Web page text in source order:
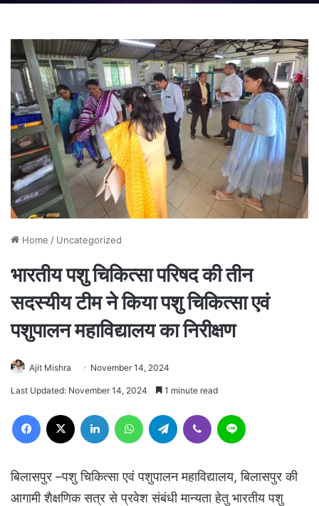
Home / Uncategorized
भारतीय पशु चिकित्सा परिषद की तीन
सदस्यीय टीम ने किया पशु चिकित्सा एवं
पशुपालन महाविद्यालय का निरीक्षण
Ajit Mishra November 14, 2024
Last Updated: November 14, 2024 1 minute read
Facebook LinkedIn WhatsAppTelegram Viber
बिलासपुर –पशु चिकित्सा एवं पशुपालन महाविद्यालय, बिलासपुर की
आगामी शैक्षणिक सत्र से प्रवेश संबंधी मान्यता हेतु भारतीय पशु